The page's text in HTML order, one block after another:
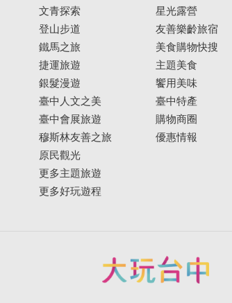
文青探索
登山步道
鐵馬之旅
捷運旅遊
銀髮漫遊
臺中人文之美
臺中會展旅遊
穆斯林友善之旅
原民觀光
更多主題旅遊
更多好玩遊程
星光露營
友善樂齡旅宿
美食購物快搜
主題美食
饗用美味
臺中特產
購物商圈
優惠情報